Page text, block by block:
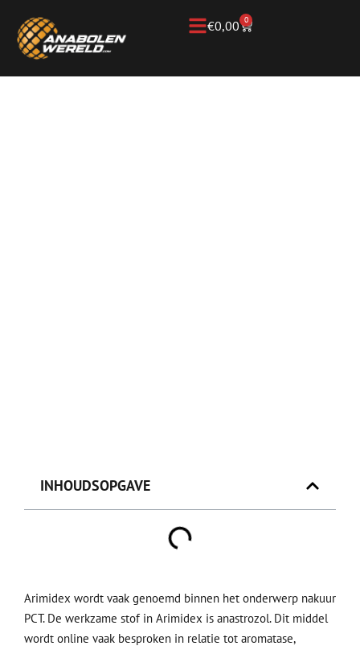
€0,00 0
INHOUDSOPGAVE
Arimidex wordt vaak genoemd binnen het onderwerp nakuur
PCT. De werkzame stof in Arimidex is anastrozol. Dit middel
wordt online vaak besproken in relatie tot aromatase,